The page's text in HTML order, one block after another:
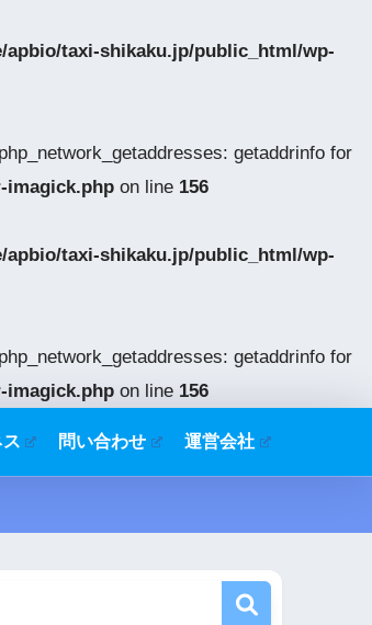
apbio/taxi-shikaku.jp/public_html/wp-
getaddrinfo for
imagick.php on line 156
apbio/taxi-shikaku.jp/public_html/wp-
getaddrinfo for
imagick.php on line 156
ス 問い合わせ 運営会社